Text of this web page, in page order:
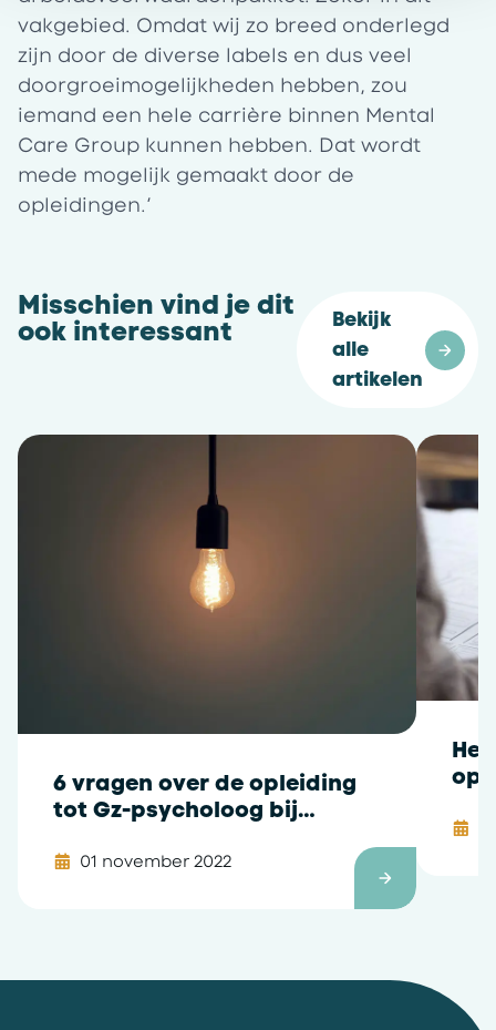
vakgebied. Omdat wij zo breed onderlegd
zijn door de diverse labels en dus veel
doorgroeimogelijkheden hebben, zou
iemand een hele carrière binnen Mental
Care Group kunnen hebben. Dat wordt
mede mogelijk gemaakt door de
opleidingen.’
Misschien vind je dit
ook interessant
Bekijk
alle
artikelen
6 vragen over de opleiding
tot Gz-psycholoog bij
01 november 2022